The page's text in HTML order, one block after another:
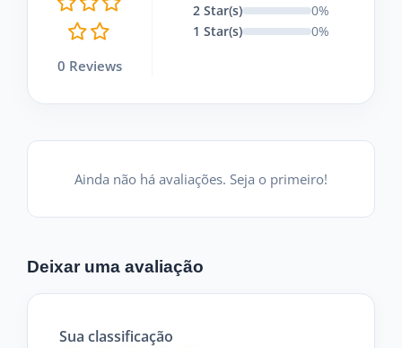
0 Reviews
2 Star(s)
0%
1 Star(s)
0%
Ainda não há avaliações. Seja o primeiro!
Deixar uma avaliação
Sua classificação